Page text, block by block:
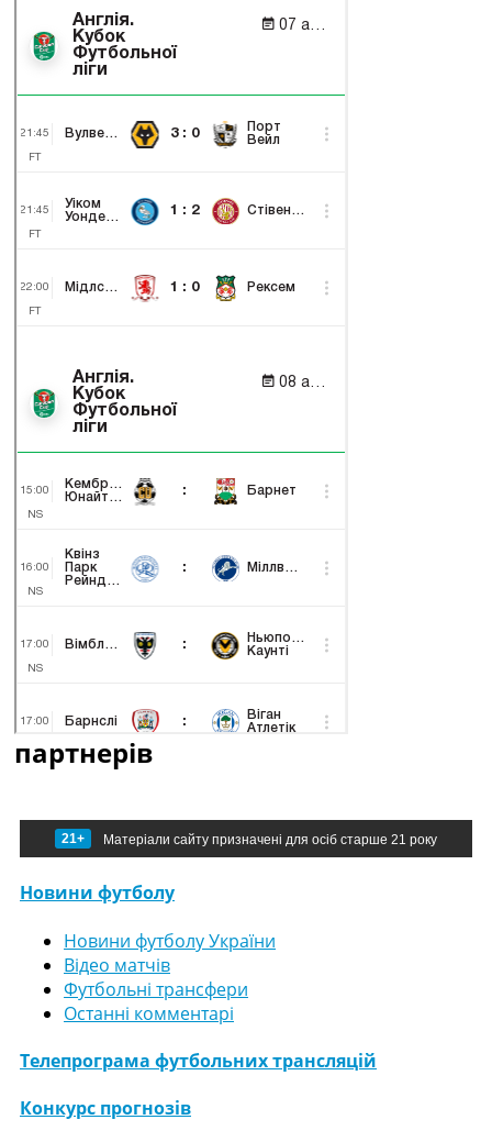
партнерів
21+ Матеріали сайту призначені для осіб старше 21 року
Новини футболу
Новини футболу України
Відео матчів
Футбольні трансфери
Останні комментарі
Телепрограма футбольних трансляцій
Конкурс прогнозів